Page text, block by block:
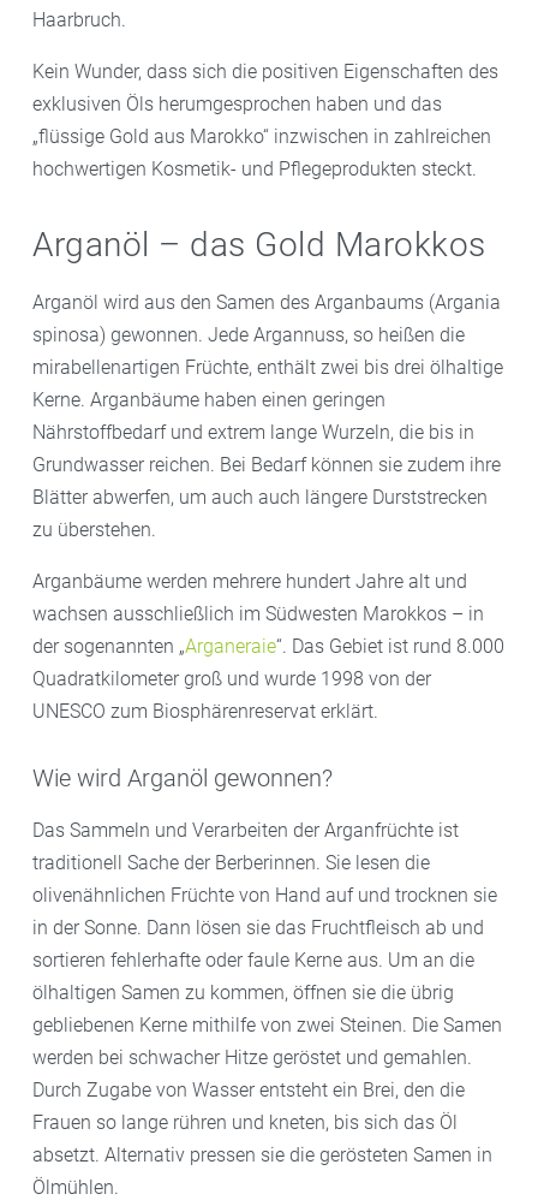
Haarbruch.
Kein Wunder, dass sich die positiven Eigenschaften des
exklusiven Öls herumgesprochen haben und das
„flüssige Gold aus Marokko“ inzwischen in zahlreichen
hochwertigen Kosmetik- und Pflegeprodukten steckt.
Arganöl – das Gold Marokkos
Arganöl wird aus den Samen des Arganbaums (Argania
spinosa) gewonnen. Jede Argannuss, so heißen die
mirabellenartigen Früchte, enthält zwei bis drei ölhaltige
Kerne. Arganbäume haben einen geringen
Nährstoffbedarf und extrem lange Wurzeln, die bis in
Grundwasser reichen. Bei Bedarf können sie zudem ihre
Blätter abwerfen, um auch auch längere Durststrecken
zu überstehen.
Arganbäume werden mehrere hundert Jahre alt und
wachsen ausschließlich im Südwesten Marokkos – in
der sogenannten „Arganeraie“. Das Gebiet ist rund 8.000
Quadratkilometer groß und wurde 1998 von der
UNESCO zum Biosphärenreservat erklärt.
Wie wird Arganöl gewonnen?
Das Sammeln und Verarbeiten der Arganfrüchte ist
traditionell Sache der Berberinnen. Sie lesen die
olivenähnlichen Früchte von Hand auf und trocknen sie
in der Sonne. Dann lösen sie das Fruchtfleisch ab und
sortieren fehlerhafte oder faule Kerne aus. Um an die
ölhaltigen Samen zu kommen, öffnen sie die übrig
gebliebenen Kerne mithilfe von zwei Steinen. Die Samen
werden bei schwacher Hitze geröstet und gemahlen.
Durch Zugabe von Wasser entsteht ein Brei, den die
Frauen so lange rühren und kneten, bis sich das Öl
absetzt. Alternativ pressen sie die gerösteten Samen in
Ölmühlen.